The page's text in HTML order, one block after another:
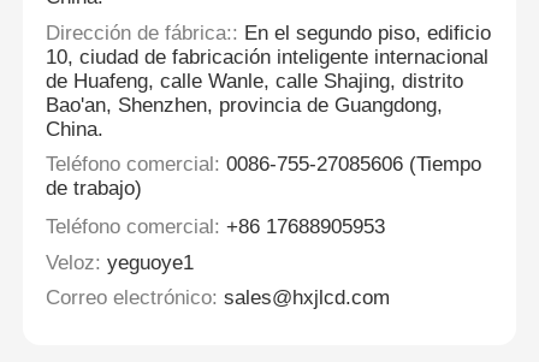
Dirección de fábrica:: En el segundo piso, edificio
10, ciudad de fabricación inteligente internacional
de Huafeng, calle Wanle, calle Shajing, distrito
Bao'an, Shenzhen, provincia de Guangdong,
China.
Teléfono comercial: 0086-755-27085606 (Tiempo
de trabajo)
Teléfono comercial: +86 17688905953
Veloz: yeguoye1
Correo electrónico: sales@hxjlcd.com